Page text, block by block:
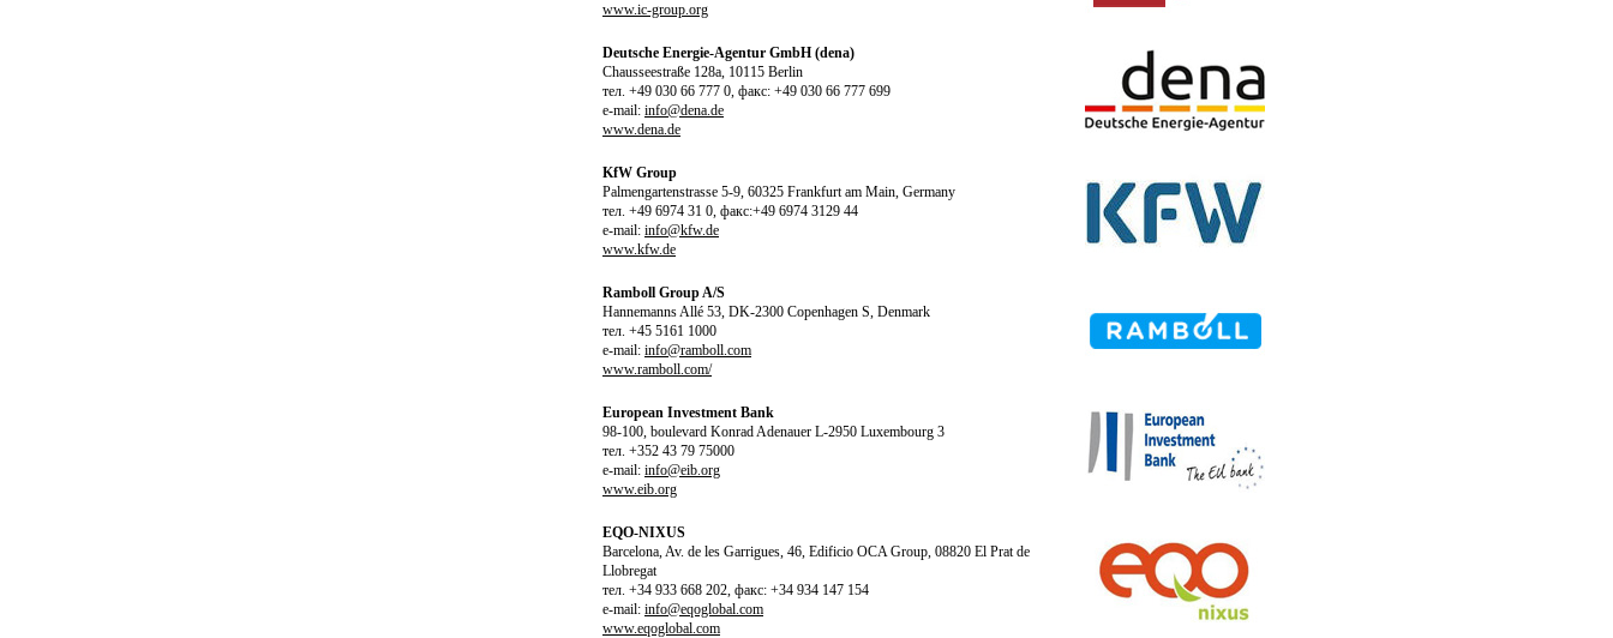
www.ic-group.org
Deutsche Energie-Agentur GmbH (dena)
Chausseestraße 128a, 10115 Berlin
тел. +49 030 66 777 0, факс: +49 030 66 777 699
e-mail: info@dena.de
www.dena.de
KfW Group
Palmengartenstrasse 5-9, 60325 Frankfurt am Main, Germany
тел. +49 6974 31 0, факс:+49 6974 3129 44
e-mail: info@kfw.de
www.kfw.de
Ramboll Group A/S
Hannemanns Allé 53, DK-2300 Copenhagen S, Denmark
тел. +45 5161 1000
e-mail: info@ramboll.com
www.ramboll.com/
European Investment Bank
98-100, boulevard Konrad Adenauer L-2950 Luxembourg 3
тел. +352 43 79 75000
e-mail: info@eib.org
www.eib.org
EQO-NIXUS
Barcelona, Av. de les Garrigues, 46, Edificio OCA Group, 08820 El Prat de
Llobregat
тел. +34 933 668 202, факс: +34 934 147 154
e-mail: info@eqoglobal.com
www.eqoglobal.com